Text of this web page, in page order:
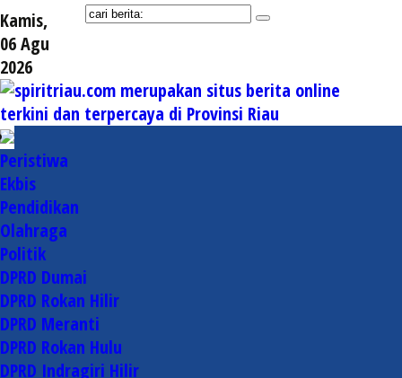
Kamis,
06 Agu
2026
Peristiwa
Ekbis
Pendidikan
Olahraga
Politik
DPRD Dumai
DPRD Rokan Hilir
DPRD Meranti
DPRD Rokan Hulu
DPRD Indragiri Hilir